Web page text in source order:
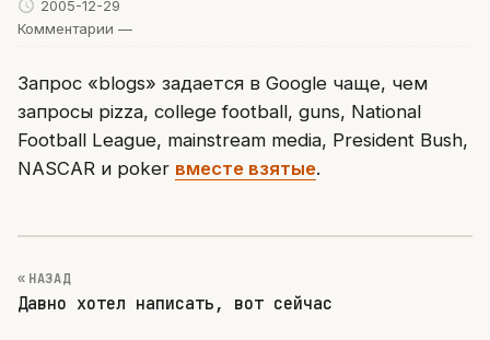
2005-12-29
Комментарии —
Запрос «blogs» задается в Google чаще, чем
запросы pizza, college football, guns, National
Football League, mainstream media, President Bush,
NASCAR и poker вместе взятые.
« НАЗАД
Давно хотел написать, вот сейчас